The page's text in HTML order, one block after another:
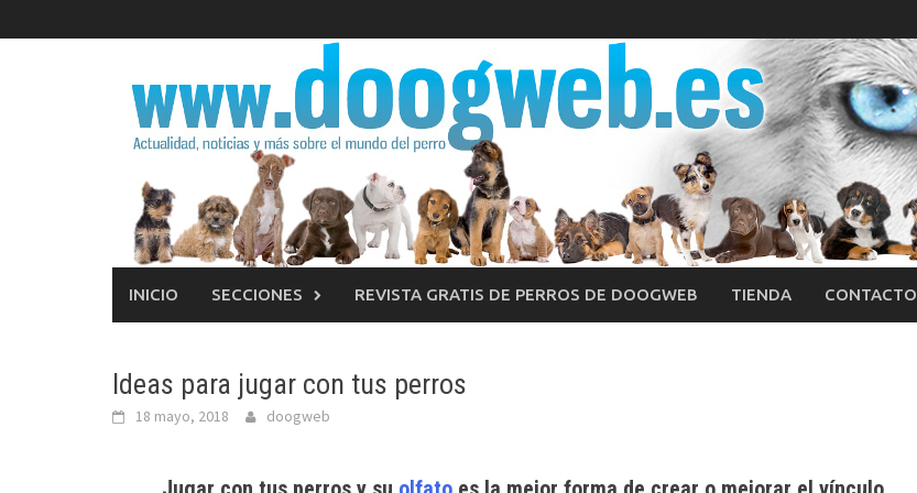
al
INICIO SECCIONES REVISTA GRATIS DE PERROS DE DOOGWEB TIENDA CONTACTO
Ideas para jugar con tus perros
18 mayo, 2018 doogweb